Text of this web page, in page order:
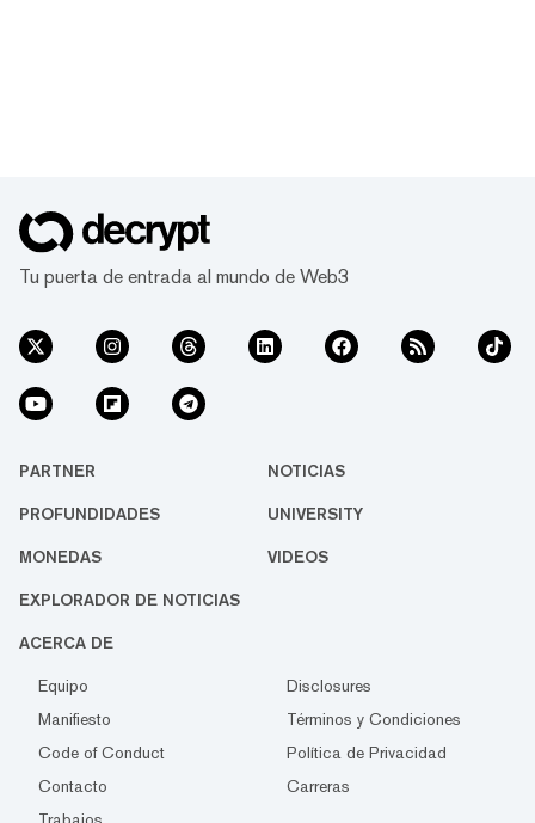
Tu puerta de entrada al mundo de Web3
PARTNER NOTICIAS
PROFUNDIDADES UNIVERSITY
MONEDAS VIDEOS
EXPLORADOR DE NOTICIAS
ACERCA DE
Equipo
Disclosures
Manifiesto
Términos y Condiciones
Code of Conduct
Política de Privacidad
Contacto
Carreras
Trabajos